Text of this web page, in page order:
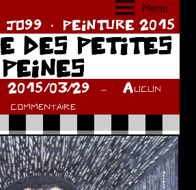
Menu
JO99 PEINTURE 2015
DES PETITES
PEINES
2015/03/29
Aucun
commentaire